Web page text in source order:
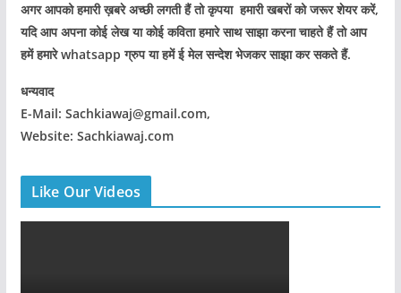
अगर आपको हमारी ख़बरे अच्छी लगती हैं तो कृपया हमारी खबरों को जरूर शेयर करें,
यदि आप अपना कोई लेख या कोई कविता हमारे साथ साझा करना चाहते हैं तो आप
हमें हमारे whatsapp ग्रुप या हमें ई मेल सन्देश भेजकर साझा कर सकते हैं.
धन्यवाद
E-Mail: Sachkiawaj@gmail.com,
Website: Sachkiawaj.com
Like Our Videos